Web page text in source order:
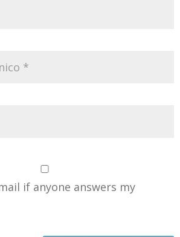
if anyone answers my